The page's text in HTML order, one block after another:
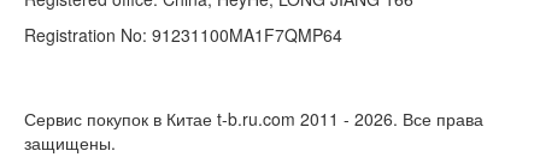
Registration No: 91231100MA1F7QMP64
Сервис покупок в Китае t-b.ru.com 2011 - 2026. Все права
защищены.